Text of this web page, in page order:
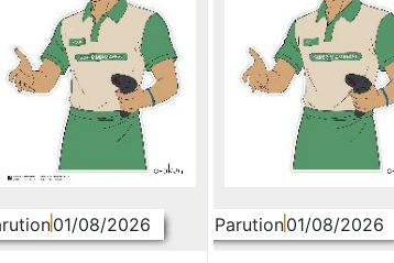
01/08/2026 Parution01/08/2026